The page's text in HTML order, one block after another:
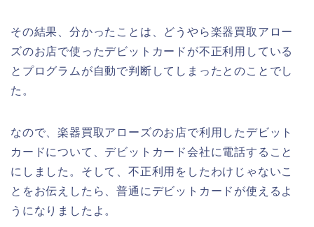
その結果、分かったことは、どうやら楽器買取アロー
ズのお店で使ったデビットカードが不正利用している
とプログラムが自動で判断してしまったとのことでし
た。
なので、楽器買取アローズのお店で利用したデビット
カードについて、デビットカード会社に電話すること
にしました。そして、不正利用をしたわけじゃないこ
とをお伝えしたら、普通にデビットカードが使えるよ
うになりましたよ。